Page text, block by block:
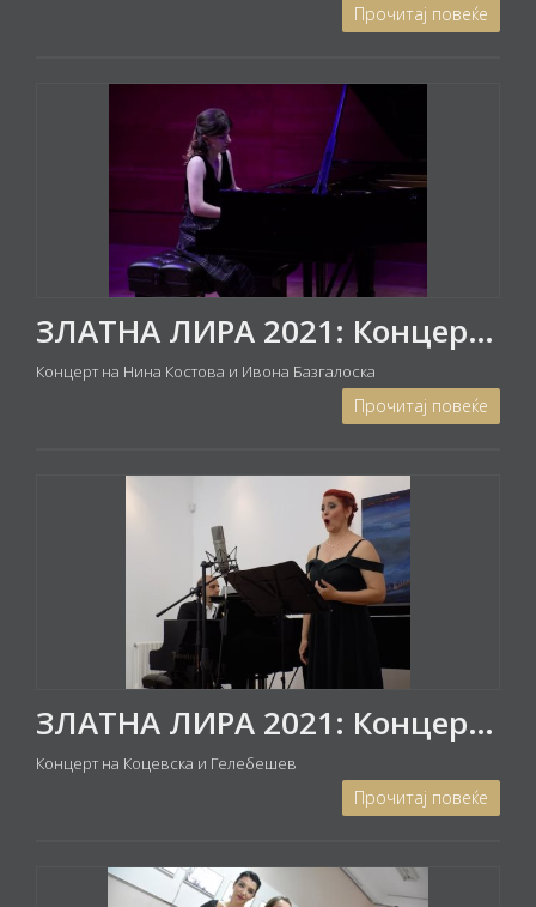
Прочитај повеќе
ЗЛАТНА ЛИРА 2021: Концерт на пијано дуо Нина Костова и Ивона Базгалоска
Концерт на Нина Костова и Ивона Базгалоска
Прочитај повеќе
ЗЛАТНА ЛИРА 2021: Концерт на Александра Коцевска - мецосопран и Глигор Гелебешев - пијано
Концерт на Коцевска и Гелебешев
Прочитај повеќе